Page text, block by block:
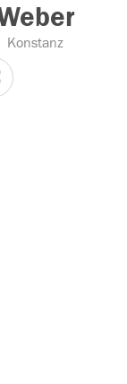
Konstanz